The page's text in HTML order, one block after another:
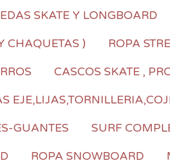
SKATE Y LONGBOARD
CHAQUETAS )
ROPA
CASCOS SKATE ,
GUANTES
SURF
ROPA SNOWBOARD